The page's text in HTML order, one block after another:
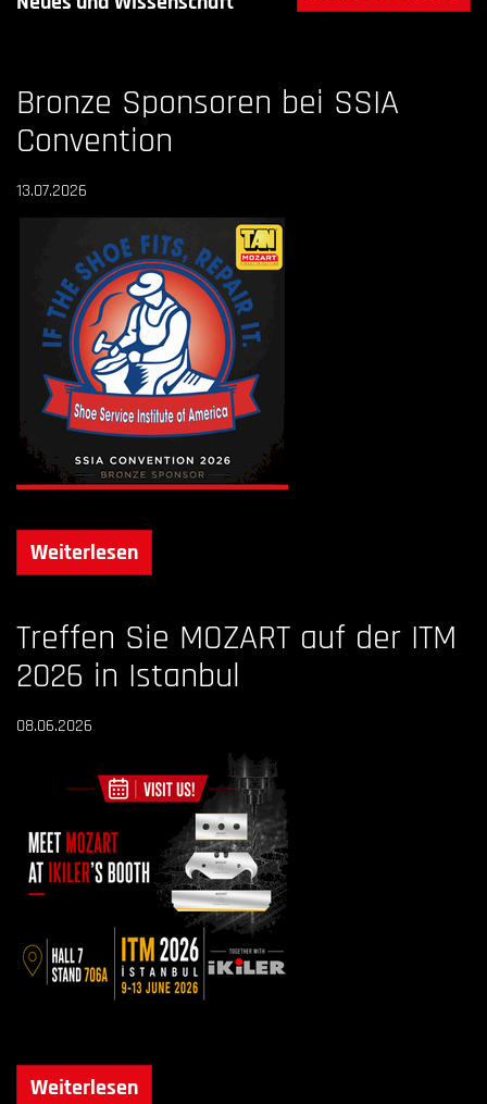
Bronze Sponsoren bei SSIA
Convention
13.07.2026
Weiterlesen
Treffen Sie MOZART auf der ITM
2026 in Istanbul
08.06.2026
Weiterlesen